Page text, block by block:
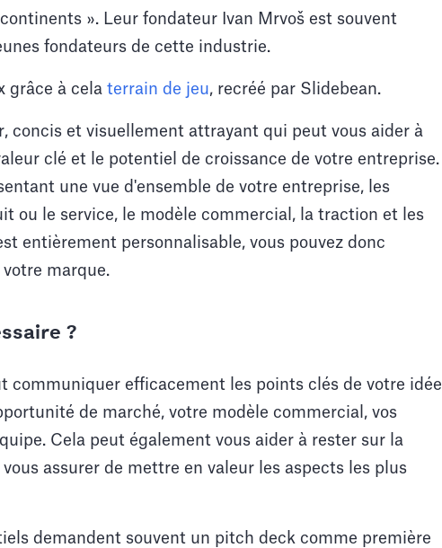
». Leur fondateur Ivan Mrvoš est souvent
fondateurs de cette industrie.
grâce à cela terrain de jeu, recréé par Slidebean.
concis et visuellement attrayant qui peut vous aider à
clé et le potentiel de croissance de votre entreprise.
une vue d'ensemble de votre entreprise, les
ou le service, le modèle commercial, la traction et les
entièrement personnalisable, vous pouvez donc
votre marque.
?
communiquer efficacement les points clés de votre idée
de marché, votre modèle commercial, vos
Cela peut également vous aider à rester sur la
assurer de mettre en valeur les aspects les plus
demandent souvent un pitch deck comme première